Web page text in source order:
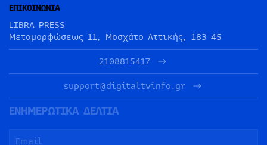
ΕΠΙΚΟΙΝΩΝΙΑ
LIBRA PRESS
Μεταμορφώσεως 11, Μοσχάτο Αττικής, 183 45
2108815417
support@digitaltvinfo.gr
ΕΝΗΜΕΡΩΤΙΚΑ ΔΕΛΤΙΑ